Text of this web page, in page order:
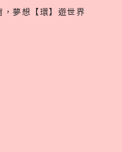
夢想【環】遊世界